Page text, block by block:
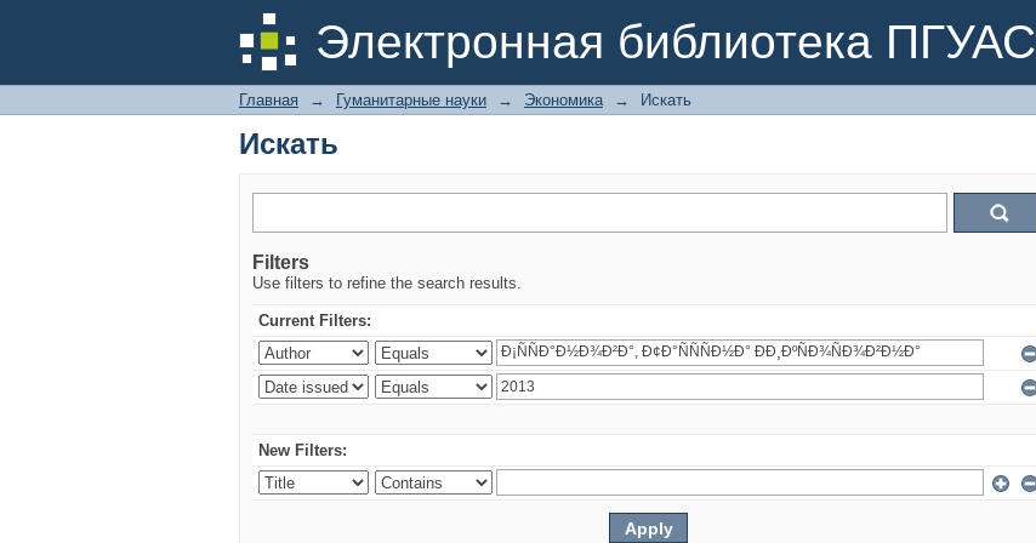
Электронная библиотека ПГУАС
Искать
Главная → Гуманитарные науки → Экономика → Искать
Искать
Filters
Use filters to refine the search results.
Current Filters:
New Filters: